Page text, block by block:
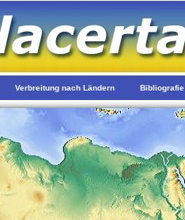
Verbreitung nach Ländern Bibliografie